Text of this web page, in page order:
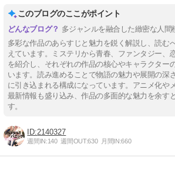
このブログのここがポイント
多ジャンルを融合した緻密な人間
多彩な作品のあらすじと魅力を鋭く解説し、読む
えています。ミステリから青春、ファンタジー、
を紹介し、それぞれの作品の核心やキャラクター
います。読み進めることで物語の魅力や展開の深
に引き込まれる構成になっています。アニメ化や
最新情報も盛り込み、作品の多面的な魅力を余す
す。
2140327
週間IN:140 週間OUT:630 月間IN:660